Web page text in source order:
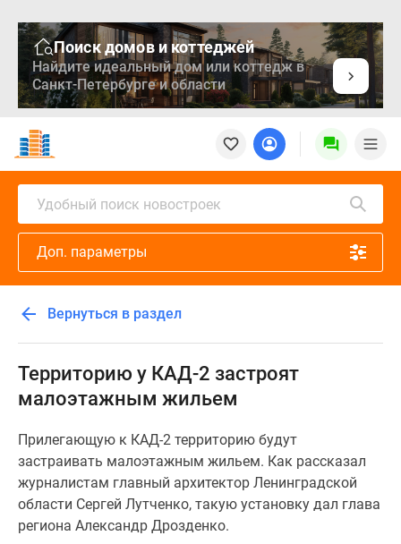
Поиск домов и коттеджей
Найдите идеальный дом или коттедж в
Санкт-Петербурге и области
Новостройки
Квартиры
Ипотека
Медиа
проекте
Контакты
Реклама
сайте
Дзен
Продавцы
Коммерческие
помещения
Квартиры
карте
Удобный поиск новостроек
Доп. параметры
Вернуться в раздел
Территорию у КАД-2 застроят
малоэтажным жильем
Прилегающую к КАД-2 территорию будут
застраивать малоэтажным жильем. Как рассказал
журналистам главный архитектор Ленинградской
области Сергей Лутченко, такую установку дал глава
региона Александр Дрозденко.